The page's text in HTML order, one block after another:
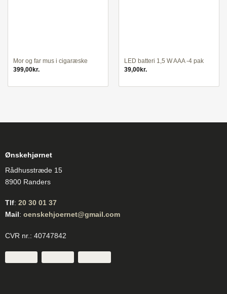
Mor og far mus i cigaræske
399,00kr.
LED batteri 1,5 W AAA -4 pak
39,00kr.
Ønskehjørnet
Rådhusstræde 15
8900 Randers
Tlf: 20 30 01 37
Mail: oenskehjoernet@gmail.com
CVR nr.: 40747842